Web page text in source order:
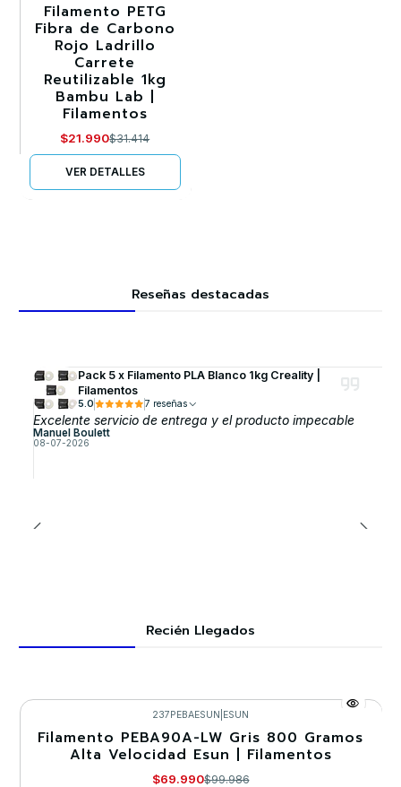
-30%
Agotado
Filamento PETG
Fibra de Carbono
Rojo Ladrillo
Carrete
Reutilizable 1kg
Bambu Lab |
Filamentos
$21.990$31.414
VER DETALLES
Reseñas destacadas
Pack 5 x Filamento PLA Blanco 1kg Creality |
Filamentos
5.0 7 reseñas
Excelente servicio de entrega y el producto impecable
Manuel Boulett
08-07-2026
Recién Llegados
-30%
237PEBAESUN ESUN
Filamento PEBA90A-LW Gris 800 Gramos
Alta Velocidad Esun | Filamentos
$69.990$99.986